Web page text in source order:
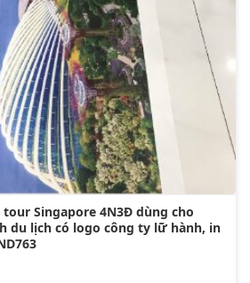
Singapore 4N3Đ dùng cho
du lịch có logo công ty lữ hành, in